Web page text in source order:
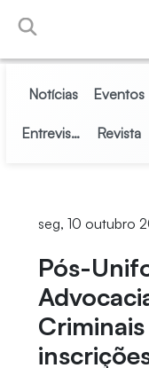
Pular para o
Notícias Eventos
Entrevistas Revista
seg, 10 outubro
Pós-